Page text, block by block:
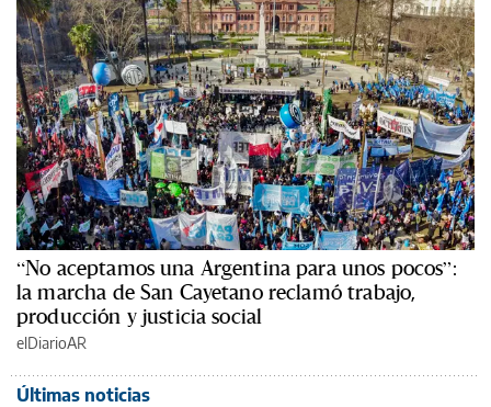
“No aceptamos una Argentina para unos pocos”:
la marcha de San Cayetano reclamó trabajo,
producción y justicia social
elDiarioAR
Últimas noticias